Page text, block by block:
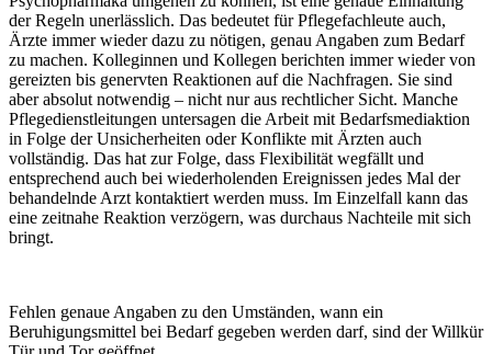
der Regeln unerlässlich. Das bedeutet für Pflegefachleute auch,
Ärzte immer wieder dazu zu nötigen, genau Angaben zum Bedarf
zu machen. Kolleginnen und Kollegen berichten immer wieder von
gereizten bis genervten Reaktionen auf die Nachfragen. Sie sind
aber absolut notwendig – nicht nur aus rechtlicher Sicht. Manche
Pflegedienstleitungen untersagen die Arbeit mit Bedarfsmediaktion
in Folge der Unsicherheiten oder Konflikte mit Ärzten auch
vollständig. Das hat zur Folge, dass Flexibilität wegfällt und
entsprechend auch bei wiederholenden Ereignissen jedes Mal der
behandelnde Arzt kontaktiert werden muss. Im Einzelfall kann das
eine zeitnahe Reaktion verzögern, was durchaus Nachteile mit sich
bringt.
Fehlen genaue Angaben zu den Umständen, wann ein
Beruhigungsmittel bei Bedarf gegeben werden darf, sind der Willkür